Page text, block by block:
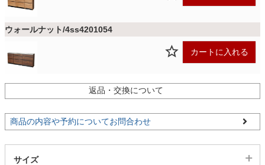
キッチン用品
ウォールナット/4ss4201054
カートに入れる
返品・交換について
商品の内容や予約についてお問合わせ
サイズ